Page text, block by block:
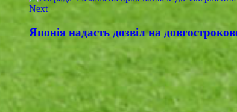
Next
Японія надасть дозвіл на